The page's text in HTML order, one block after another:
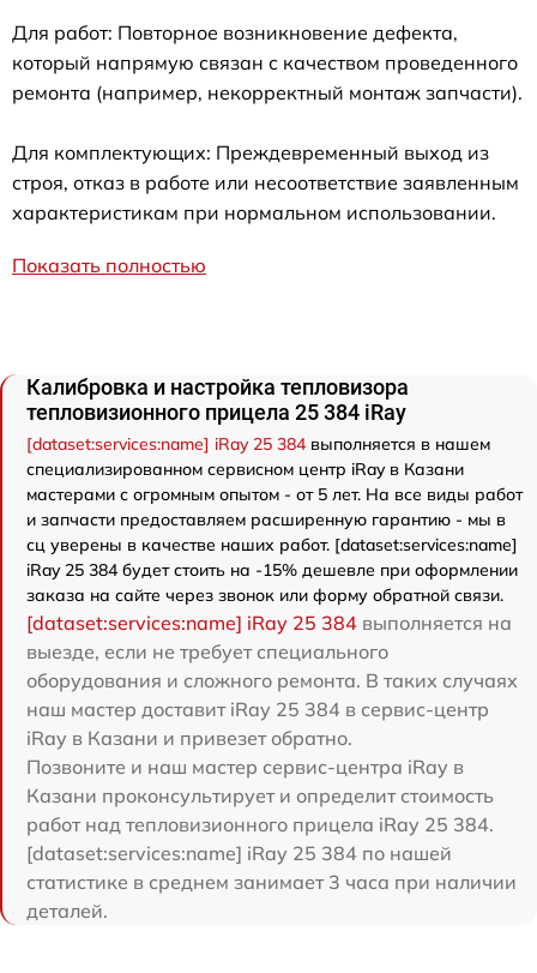
Для работ: Повторное возникновение дефекта,
который напрямую связан с качеством проведенного
ремонта (например, некорректный монтаж запчасти).
Для комплектующих: Преждевременный выход из
строя, отказ в работе или несоответствие заявленным
характеристикам при нормальном использовании.
Показать полностью
Калибровка и настройка тепловизора
тепловизионного прицела 25 384 iRay
[dataset:services:name] iRay 25 384 выполняется в нашем
специализированном сервисном центр iRay в Казани
мастерами с огромным опытом - от 5 лет. На все виды работ
и запчасти предоставляем расширенную гарантию - мы в
сц уверены в качестве наших работ. [dataset:services:name]
iRay 25 384 будет стоить на -15% дешевле при оформлении
заказа на сайте через звонок или форму обратной связи.
[dataset:services:name] iRay 25 384 выполняется на
выезде, если не требует специального
оборудования и сложного ремонта. В таких случаях
наш мастер доставит iRay 25 384 в сервис-центр
iRay в Казани и привезет обратно.
Позвоните и наш мастер сервис-центра iRay в
Казани проконсультирует и определит стоимость
работ над тепловизионного прицела iRay 25 384.
[dataset:services:name] iRay 25 384 по нашей
статистике в среднем занимает 3 часа при наличии
деталей.